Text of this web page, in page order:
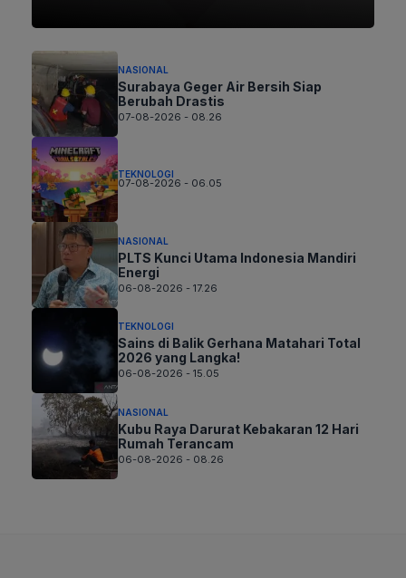
NASIONAL
Surabaya Geger Air Bersih Siap
Berubah Drastis
07-08-2026 - 08.26
TEKNOLOGI
07-08-2026 - 06.05
NASIONAL
PLTS Kunci Utama Indonesia Mandiri
Energi
06-08-2026 - 17.26
TEKNOLOGI
Sains di Balik Gerhana Matahari Total
2026 yang Langka!
06-08-2026 - 15.05
NASIONAL
Kubu Raya Darurat Kebakaran 12 Hari
Rumah Terancam
06-08-2026 - 08.26